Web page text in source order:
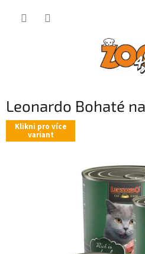
Leonardo Bohaté
Klikni pro více
variant